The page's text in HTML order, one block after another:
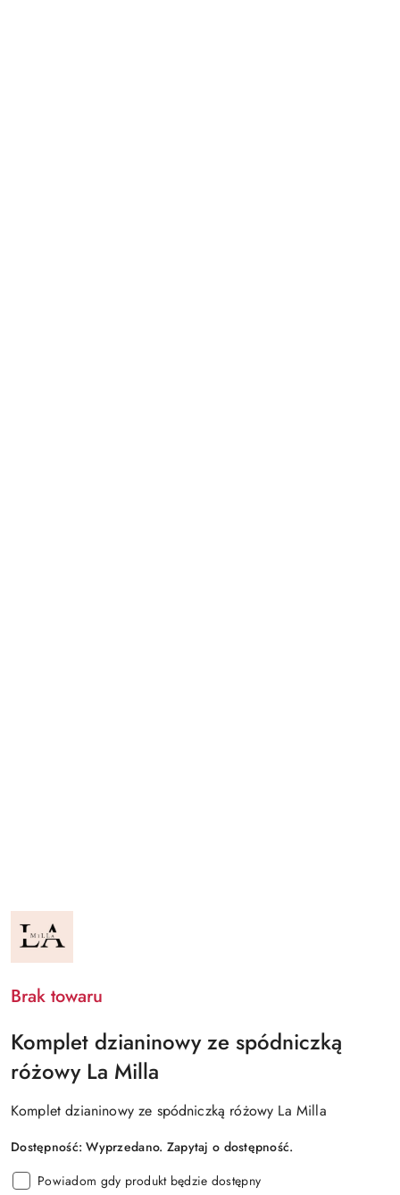
NAZWA
PRODUCENTA:
LA
MILLA
Brak towaru
Komplet dzianinowy ze spódniczką
różowy La Milla
Komplet dzianinowy ze spódniczką różowy La Milla
Dostępność:Wyprzedano. Zapytaj o dostępność.
Powiadom gdy produkt będzie dostępny